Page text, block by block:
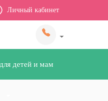
Личный кабинет
детей и мам